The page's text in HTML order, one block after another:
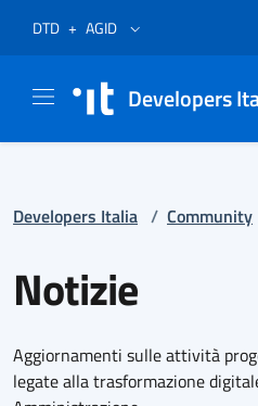
DTDApre in un nuovo tab
+ AGIDApre in un nuovo tab
Developers
Developers Italia / Community
Notizie
Aggiornamenti sulle attività
legate alla trasformazione